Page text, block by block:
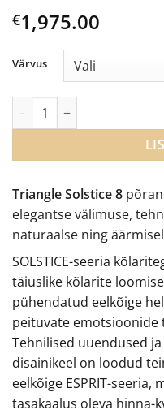
€1,975.00
Triangle Solstice 8
elegantse välimuse,
naturaalse ning
SOLSTICE-seeria
täiuslike kõlarite
pühendatud eelkõige
peituvate emotsioonide
Tehnilised uuendused
disainikeel on loodud
eelkõige ESPRIT-
tasakaalus oleva hinna-
Värvus
Triangle Solstice 8